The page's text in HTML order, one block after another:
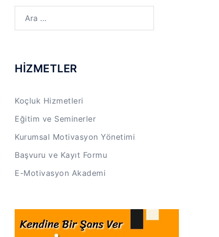
HİZMETLER
Koçluk Hizmetleri
Eğitim ve Seminerler
Kurumsal Motivasyon Yönetimi
Başvuru ve Kayıt Formu
E-Motivasyon Akademi